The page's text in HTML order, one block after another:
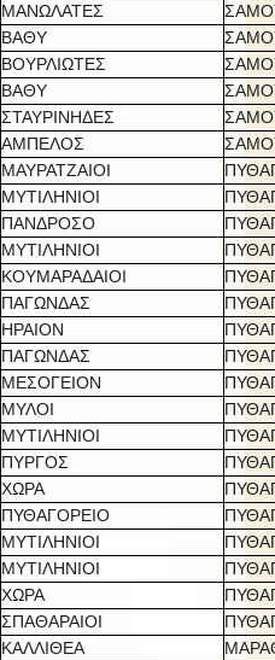
ΜΑΝΩΛΑΤΕΣ
ΒΑΘΥ
ΒΟΥΡΛΙΩΤΕΣ
ΒΑΘΥ
ΣΤΑΥΡΙΝΗΔΕΣ
ΑΜΠΕΛΟΣ
ΜΑΥΡΑΤΖΑΙΟΙ
ΜΥΤΙΛΗΝΙΟΙ
ΠΑΝΔΡΟΣΟ
ΜΥΤΙΛΗΝΙΟΙ
ΚΟΥΜΑΡΑΔΑΙΟΙ
ΠΑΓΩΝΔΑΣ
ΗΡΑΙΟΝ
ΠΑΓΩΝΔΑΣ
ΜΕΣΟΓΕΙΟΝ
ΜΥΛΟΙ
ΜΥΤΙΛΗΝΙΟΙ
ΠΥΡΓΟΣ
ΧΩΡΑ
ΠΥΘΑΓΟΡΕΙΟ
ΜΥΤΙΛΗΝΙΟΙ
ΜΥΤΙΛΗΝΙΟΙ
ΧΩΡΑ
ΣΠΑΘΑΡΑΙΟΙ
ΚΑΛΛΙΘΕΑ